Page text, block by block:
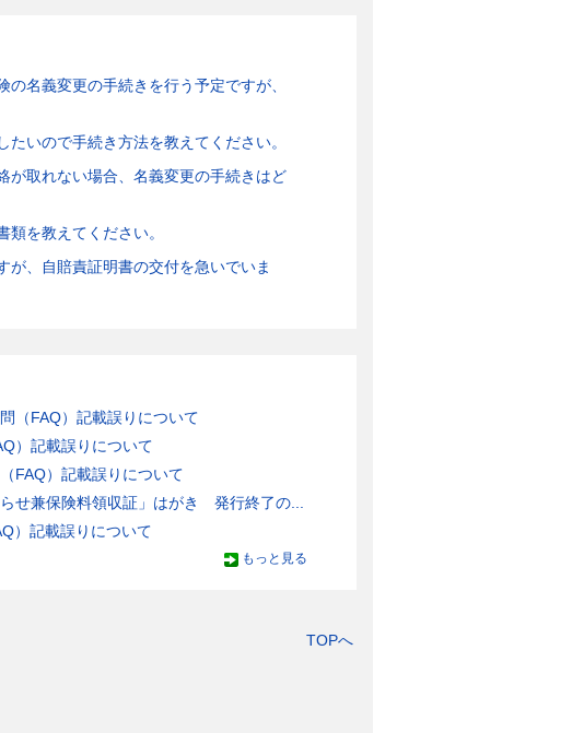
の名義変更の手続きを行う予定ですが、
たいので手続き方法を教えてください。
が取れない場合、名義変更の手続きはど
類を教えてください。
が、自賠責証明書の交付を急いでいま
（FAQ）記載誤りについて
）記載誤りについて
FAQ）記載誤りについて
せ兼保険料領収証」はがき 発行終了の...
）記載誤りについて
もっと見る
TOPへ